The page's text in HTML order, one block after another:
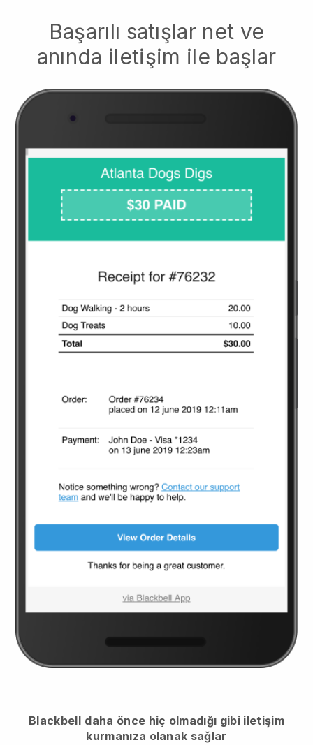
Başarılı satışlar net ve
anında iletişim ile başlar
Blackbell daha önce hiç olmadığı gibi iletişim
kurmanıza olanak sağlar